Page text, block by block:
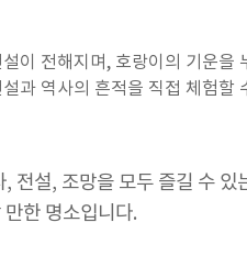
이 전해지며, 호랑이의 기운을
과 역사의 흔적을 직접 체험할
전설, 조망을 모두 즐길 수
한 명소입니다.